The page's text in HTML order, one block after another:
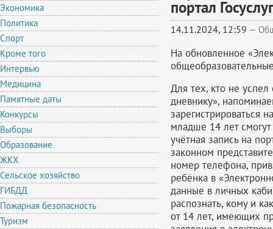
Экономика
Политика
Спорт
Кроме того
Интервью
Медицина
Памятные даты
Конкурсы
Выборы
Образование
ЖКХ
Сельское хозяйство
ГИБДД
Пожарная безопасность
Туризм
портал Госуслуг
14.11.2024, 12:59 —
На обновленное
Для тех, кто не успел
дневнику»,
зарегистрироваться
младше 14 лет смогут
учётная запись на
законном
номер телефона,
ребёнка в
данные в личных
распознать, кому и
от 14 лет, имеющих